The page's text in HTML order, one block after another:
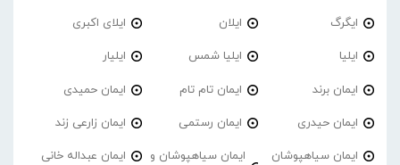
ایگرگ ایلان ایلای اکبری
ایلیا ایلیا شمس ایلیار
ایمان برند ایمان تام تام ایمان حمیدی
ایمان حیدری ایمان رستمی ایمان زارعی زند
ایمان سیاهپوشان
ایمان سیاهپوشان و
ایمان عبداله خانی